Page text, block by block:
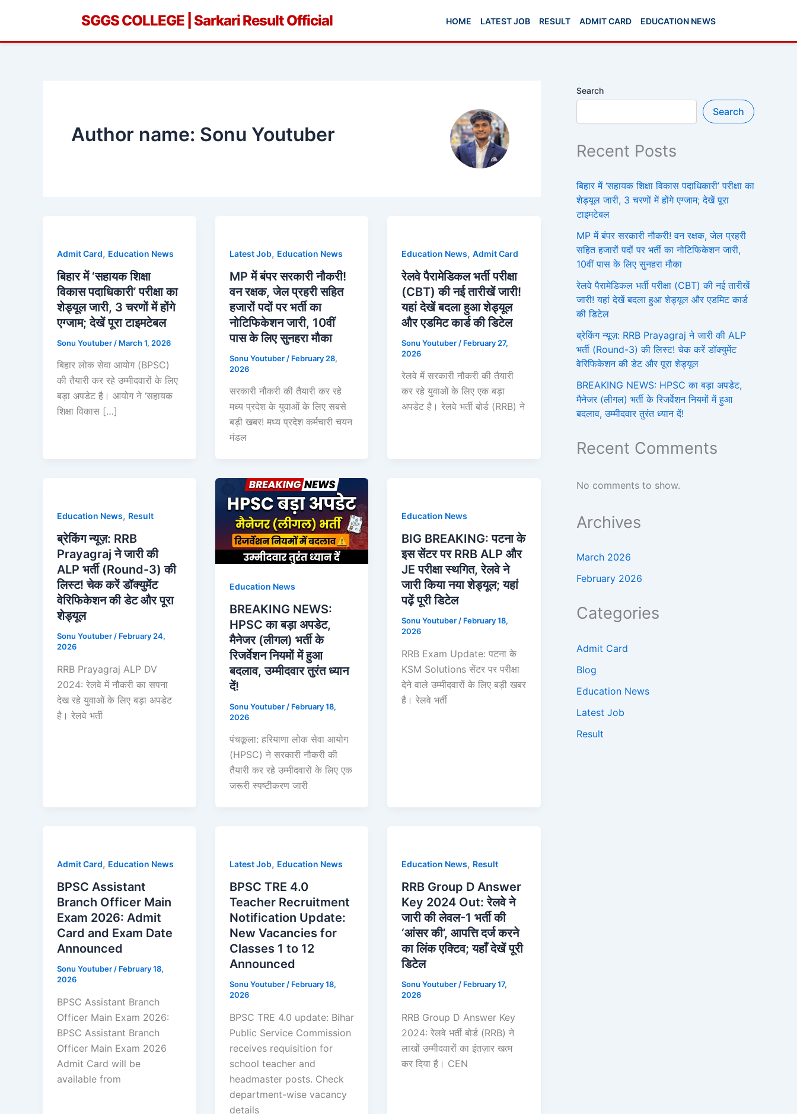
SGGS COLLEGE | Sarkari Result Official HOME LATEST JOB RESULT ADMIT CARD EDUCATION NEWS
content
Author name: Sonu Youtuber
Admit Card, Education News
बिहार में ‘सहायक शिक्षा
विकास पदाधिकारी’ परीक्षा का
शेड्यूल जारी, 3 चरणों में होंगे
एग्जाम; देखें पूरा टाइमटेबल
Sonu Youtuber / March 1, 2026
बिहार लोक सेवा आयोग (BPSC)
की तैयारी कर रहे उम्मीदवारों के लिए
बड़ा अपडेट है। आयोग ने ‘सहायक
शिक्षा विकास […]
Latest Job, Education News
MP में बंपर सरकारी नौकरी!
वन रक्षक, जेल प्रहरी सहित
हजारों पदों पर भर्ती का
नोटिफिकेशन जारी, 10वीं
पास के लिए सुनहरा मौका
Sonu Youtuber / February 28,
2026
सरकारी नौकरी की तैयारी कर रहे
मध्य प्रदेश के युवाओं के लिए सबसे
बड़ी खबर! मध्य प्रदेश कर्मचारी चयन
मंडल
Education News,Admit Card
रेलवे पैरामेडिकल भर्ती परीक्षा
(CBT) की नई तारीखें जारी!
यहां देखें बदला हुआ शेड्यूल
और एडमिट कार्ड की डिटेल
Sonu Youtuber / February 27,
2026
रेलवे में सरकारी नौकरी की तैयारी
कर रहे युवाओं के लिए एक बड़ा
अपडेट है। रेलवे भर्ती बोर्ड (RRB) ने
Education News, Result
ब्रेकिंग न्यूज़: RRB
Prayagraj ने जारी की
ALP भर्ती (Round-3) की
लिस्ट! चेक करें डॉक्युमेंट
वेरिफिकेशन की डेट और पूरा
शेड्यूल
Sonu Youtuber / February 24,
2026
RRB Prayagraj ALP DV
2024: रेलवे में नौकरी का सपना
देख रहे युवाओं के लिए बड़ा अपडेट
है। रेलवे भर्ती
Education News
BREAKING NEWS:
HPSC का बड़ा अपडेट,
मैनेजर (लीगल) भर्ती के
रिजर्वेशन नियमों में हुआ
बदलाव, उम्मीदवार तुरंत ध्यान
दें!
Sonu Youtuber / February 18,
2026
पंचकूला: हरियाणा लोक सेवा आयोग
(HPSC) ने सरकारी नौकरी की
तैयारी कर रहे उम्मीदवारों के लिए एक
जरूरी स्पष्टीकरण जारी
Education News
BIG BREAKING: पटना के
इस सेंटर पर RRB ALP और
JE परीक्षा स्थगित, रेलवे ने
जारी किया नया शेड्यूल; यहां
पढ़ें पूरी डिटेल
Sonu Youtuber / February 18,
2026
RRB Exam Update: पटना के
KSM Solutions सेंटर पर परीक्षा
देने वाले उम्मीदवारों के लिए बड़ी खबर
है। रेलवे भर्ती
Admit Card, Education News
BPSC Assistant
Branch Officer Main
Exam 2026: Admit
Card and Exam Date
Announced
Sonu Youtuber / February 18,
2026
BPSC Assistant Branch
Officer Main Exam 2026:
BPSC Assistant Branch
Officer Main Exam 2026
Admit Card will be
available from
Latest Job, Education News
BPSC TRE 4.0
Teacher Recruitment
Notification Update:
New Vacancies for
Classes 1 to 12
Announced
Sonu Youtuber / February 18,
2026
BPSC TRE 4.0 update: Bihar
Public Service Commission
receives requisition for
school teacher and
headmaster posts. Check
department-wise vacancy
details
Education News, Result
RRB Group D Answer
Key 2024 Out: रेलवे ने
जारी की लेवल-1 भर्ती की
‘आंसर की’, आपत्ति दर्ज करने
का लिंक एक्टिव; यहाँ देखें पूरी
डिटेल
Sonu Youtuber / February 17,
2026
RRB Group D Answer Key
2024: रेलवे भर्ती बोर्ड (RRB) ने
लाखों उम्मीदवारों का इंतज़ार खत्म
कर दिया है। CEN
Search
Search
Recent Posts
बिहार में ‘सहायक शिक्षा विकास पदाधिकारी’ परीक्षा का
शेड्यूल जारी, 3 चरणों में होंगे एग्जाम; देखें पूरा
टाइमटेबल
MP में बंपर सरकारी नौकरी! वन रक्षक, जेल प्रहरी
सहित हजारों पदों पर भर्ती का नोटिफिकेशन जारी,
10वीं पास के लिए सुनहरा मौका
रेलवे पैरामेडिकल भर्ती परीक्षा (CBT) की नई तारीखें
जारी! यहां देखें बदला हुआ शेड्यूल और एडमिट कार्ड
की डिटेल
ब्रेकिंग न्यूज़: RRB Prayagraj ने जारी की ALP
भर्ती (Round-3) की लिस्ट! चेक करें डॉक्युमेंट
वेरिफिकेशन की डेट और पूरा शेड्यूल
BREAKING NEWS: HPSC का बड़ा अपडेट,
मैनेजर (लीगल) भर्ती के रिजर्वेशन नियमों में हुआ
बदलाव, उम्मीदवार तुरंत ध्यान दें!
Recent Comments
No comments to show.
Archives
March 2026
February 2026
Categories
Admit Card
Blog
Education News
Latest Job
Result